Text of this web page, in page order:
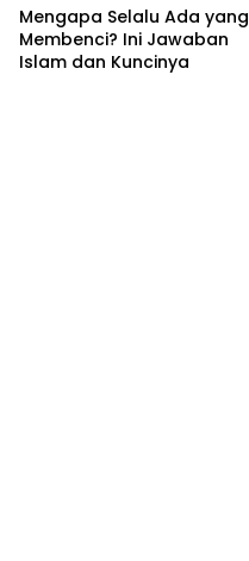
Mengapa Selalu Ada yang
Membenci? Ini Jawaban
Islam dan Kuncinya